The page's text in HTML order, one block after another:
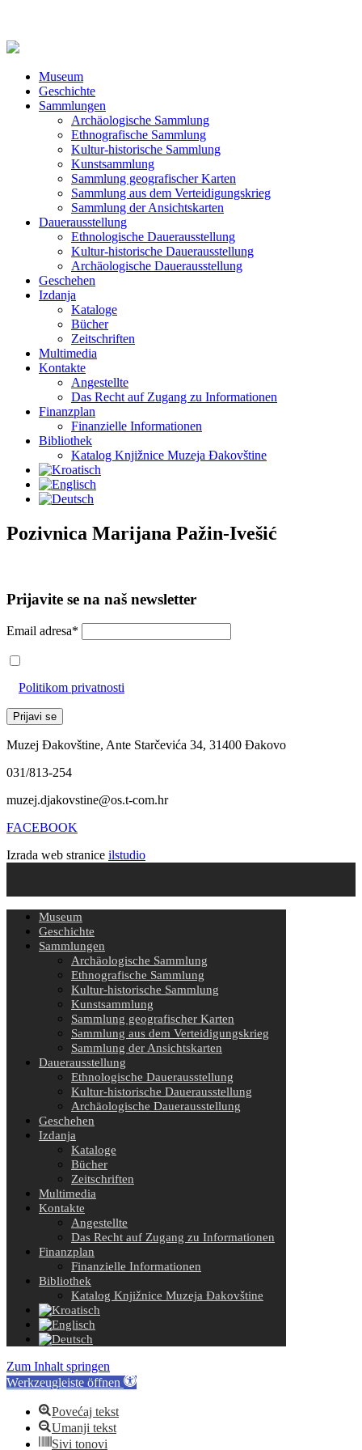
Museum
Geschichte
Sammlungen
Archäologische Sammlung
Ethnografische Sammlung
Kultur-historische Sammlung
Kunstsammlung
Sammlung geografischer Karten
Sammlung aus dem Verteidigungskrieg
Sammlung der Ansichtskarten
Dauerausstellung
Ethnologische Dauerausstellung
Kultur-historische Dauerausstellung
Archäologische Dauerausstellung
Geschehen
Izdanja
Kataloge
Bücher
Zeitschriften
Multimedia
Kontakte
Angestellte
Das Recht auf Zugang zu Informationen
Finanzplan
Finanzielle Informationen
Bibliothek
Katalog Knjižnice Muzeja Đakovštine
Pozivnica Marijana Pažin-Ivešić
Prijavite se na naš newsletter
Email adresa*
Politikom privatnosti
Muzej Đakovštine, Ante Starčevića 34, 31400 Đakovo
031/813-254
muzej.djakovstine@os.t-com.hr
FACEBOOK
Izrada web stranice ilstudio
Museum
Geschichte
Sammlungen
Archäologische Sammlung
Ethnografische Sammlung
Kultur-historische Sammlung
Kunstsammlung
Sammlung geografischer Karten
Sammlung aus dem Verteidigungskrieg
Sammlung der Ansichtskarten
Dauerausstellung
Ethnologische Dauerausstellung
Kultur-historische Dauerausstellung
Archäologische Dauerausstellung
Geschehen
Izdanja
Kataloge
Bücher
Zeitschriften
Multimedia
Kontakte
Angestellte
Das Recht auf Zugang zu Informationen
Finanzplan
Finanzielle Informationen
Bibliothek
Katalog Knjižnice Muzeja Đakovštine
Zum Inhalt springen
Werkzeugleiste öffnen
Povećaj tekst
Umanji tekst
Sivi tonovi